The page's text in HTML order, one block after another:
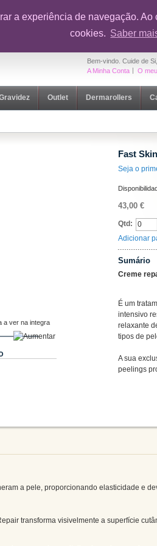
a experiência de navegação.
cookies. Saber
10% desconto em toda a loja na sua
Bem-vindo. Cuide de
A Minha Conta
O
Outlet Dermarollers
Fast
Seja o
43,00 €
Qtd:
Adicionar
Sumário
Creme
É um
intensivo
relaxante
tipos de
A sua
peelings
a ver na integra
a pele, proporcionando elasticidade e
transforma visivelmente a superfície